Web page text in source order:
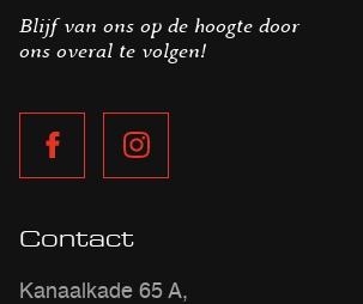
Blijf van ons op de hoogte door
ons overal te volgen!
Contact
Kanaalkade 65 A,